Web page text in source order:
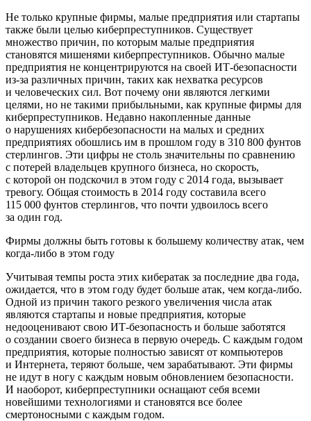
Не только крупные фирмы, малые предприятия или стартапы
также были целью киберпреступников. Существует
множество причин, по которым малые предприятия
становятся мишенями киберпреступников. Обычно малые
предприятия не концентрируются на своей ИТ-безопасности
из-за различных причин, таких как нехватка ресурсов
и человеческих сил. Вот почему они являются легкими
целями, но не такими прибыльными, как крупные фирмы для
киберпреступников. Недавно накопленные данные
о нарушениях кибербезопасности на малых и средних
предприятиях обошлись им в прошлом году в 310 800 фунтов
стерлингов. Эти цифры не столь значительны по сравнению
с потерей владельцев крупного бизнеса, но скорость,
с которой он подскочил в этом году с 2014 года, вызывает
тревогу. Общая стоимость в 2014 году составила всего
115 000 фунтов стерлингов, что почти удвоилось всего
за один год.
Фирмы должны быть готовы к большему количеству атак, чем
когда-либо в этом году
Учитывая темпы роста этих кибератак за последние два года,
ожидается, что в этом году будет больше атак, чем когда-либо.
Одной из причин такого резкого увеличения числа атак
являются стартапы и новые предприятия, которые
недооценивают свою ИТ-безопасность и больше заботятся
о создании своего бизнеса в первую очередь. С каждым годом
предприятия, которые полностью зависят от компьютеров
и Интернета, теряют больше, чем зарабатывают. Эти фирмы
не идут в ногу с каждым новым обновлением безопасности.
И наоборот, киберпреступники оснащают себя всеми
новейшими технологиями и становятся все более
смертоносными с каждым годом.